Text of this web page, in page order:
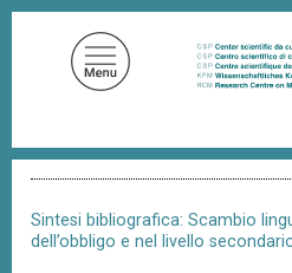
i
c
Sintesi bibliografica: Scambio
dell’obbligo e nel livello